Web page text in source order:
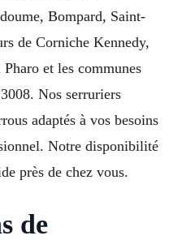
Bompard, Saint-
de Corniche Kennedy,
et les communes
Nos serruriers
adaptés à vos besoins
Notre disponibilité
près de chez vous.
de